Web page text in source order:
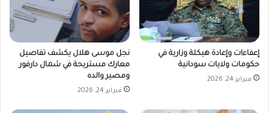
إعفاءات وإعادة هيكلة وزارية في
حكومات ولايات سودانية
فبراير 24, 2026
نجل موسى هلال يكشف تفاصيل
معارك مستريحة في شمال دارفور
ومصير والده
فبراير 24, 2026